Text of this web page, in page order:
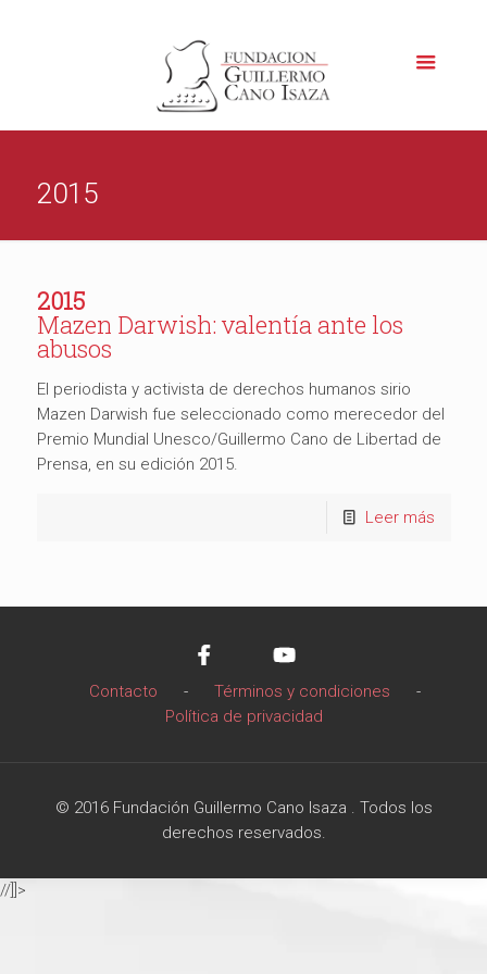
2015
2015
Mazen Darwish: valentía ante los
abusos
El periodista y activista de derechos humanos sirio
Mazen Darwish fue seleccionado como merecedor del
Premio Mundial Unesco/Guillermo Cano de Libertad de
Prensa, en su edición 2015.
Leer más
Contacto - Términos y condiciones
-
Política de privacidad
© 2016 Fundación Guillermo Cano Isaza . Todos los
derechos reservados.
//]]>